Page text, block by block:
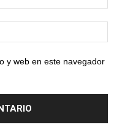
y web en este navegador